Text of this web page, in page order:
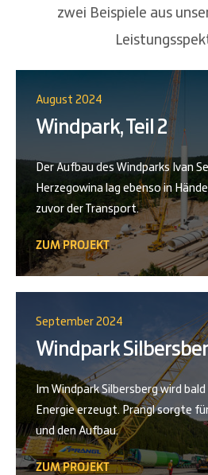
zwei Beispiele aus
August 2024
Windpark, Teil 2
Der Aufbau des Windparks Ivan
Herzegowina lag ebenso in
zuvor der Transport.
ZUM PROJEKT
September 2024
Windpark
Im Windpark Silbersberg wird
Energie erzeugt. Prangl sorgte
und den Aufbau.
ZUM PROJEKT